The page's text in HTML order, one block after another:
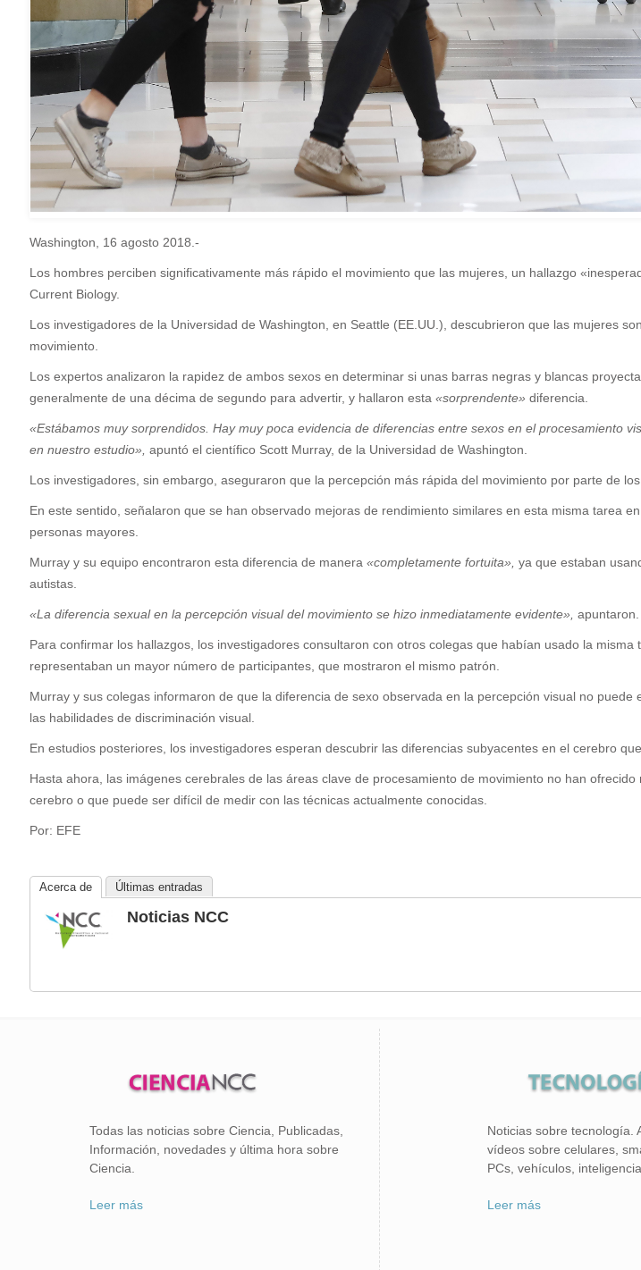
Washington, 16 agosto 2018.-
L os hombres perciben significativamente más rápido el movimiento que las mujeres, un hallazgo
Current Biology.
Los investigadores de la Universidad de Washington, en Seattle (EE.UU.), descubrieron que las mujeres
movimiento.
Los expertos analizaron la rapidez de ambos sexos en determinar si unas barras negras y blancas
generalmente de una décima de segundo para advertir, y hallaron esta «sorprendente» diferencia.
«Estábamos muy sorprendidos. Hay muy poca evidencia de diferencias entre sexos en el procesamiento
en nuestro estudio», apuntó el científico Scott Murray, de la Universidad de Washington.
Los investigadores, sin embargo, aseguraron que la percepción más rápida del movimiento por parte de
En este sentido, señalaron que se han observado mejoras de rendimiento similares en esta misma tarea
personas mayores.
Murray y su equipo encontraron esta diferencia de manera «completamente fortuita», ya que estaban
autistas.
«La diferencia sexual en la percepción visual del movimiento se hizo inmediatamente evidente», apuntaron.
Para confirmar los hallazgos, los investigadores consultaron con otros colegas que habían usado la
representaban un mayor número de participantes, que mostraron el mismo patrón.
Murray y sus colegas informaron de que la diferencia de sexo observada en la percepción visual no
las habilidades de discriminación visual.
En estudios posteriores, los investigadores esperan descubrir las diferencias subyacentes en el cerebro
Hasta ahora, las imágenes cerebrales de las áreas clave de procesamiento de movimiento no han
cerebro o que puede ser difícil de medir con las técnicas actualmente conocidas.
Por: EFE
Acerca de Últimas entradas
Noticias NCC
Todas las noticias sobre Ciencia, Publicadas,
Información, novedades y última hora sobre
Ciencia.
Leer más
Noticias sobre tecnología.
vídeos sobre celulares,
PCs, vehículos,
Leer más